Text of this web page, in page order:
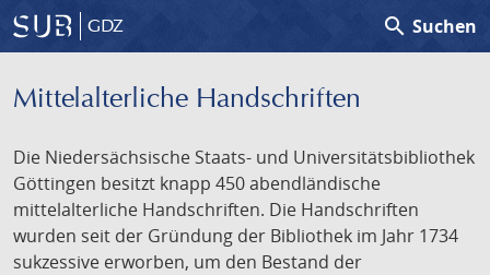
GDZ search Suchen
Mittelalterliche Handschriften
Die Niedersächsische Staats- und Universitätsbibliothek
Göttingen besitzt knapp 450 abendländische
mittelalterliche Handschriften. Die Handschriften
wurden seit der Gründung der Bibliothek im Jahr 1734
sukzessive erworben, um den Bestand der